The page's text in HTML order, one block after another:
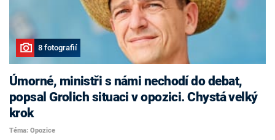
8 fotografií
Úmorné, ministři s námi nechodí do debat,
popsal Grolich situaci v opozici. Chystá velký
krok
Téma: Opozice